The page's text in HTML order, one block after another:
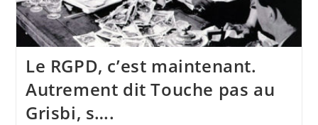
Le RGPD, c’est maintenant.
Autrement dit Touche pas au
Grisbi, s….